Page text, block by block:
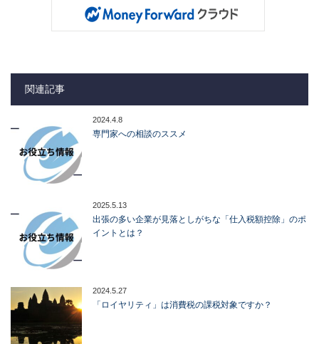
関連記事
2024.4.8
専門家への相談のススメ
2025.5.13
出張の多い企業が見落としがちな「仕入税額控除」のポ
イントとは？
2024.5.27
「ロイヤリティ」は消費税の課税対象ですか？